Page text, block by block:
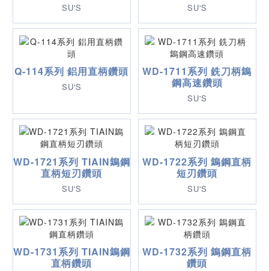
SU'S SU'S
Q-114系列 鋁用直柄鑽頭
SU'S
WD-1711系列 銑刀柄鵭
鋼高速鑽頭
SU'S
WD-1721系列 TIAIN鵭鋼
直柄短刃鑽頭
SU'S
WD-1722系列 鵭鋼直柄
短刃鑽頭
SU'S
WD-1731系列 TIAIN鵭鋼
直柄鑽頭
WD-1732系列 鵭鋼直柄
鑽頭